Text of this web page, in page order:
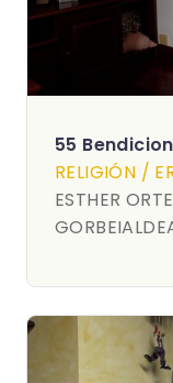
55
RELIGIÓN /
ESTHER